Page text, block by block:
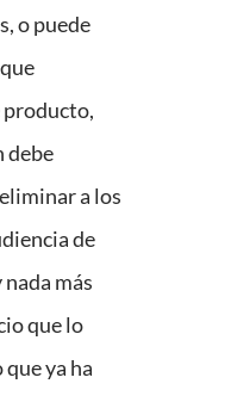
o puede
debe
a los
de
más
que lo
ya ha